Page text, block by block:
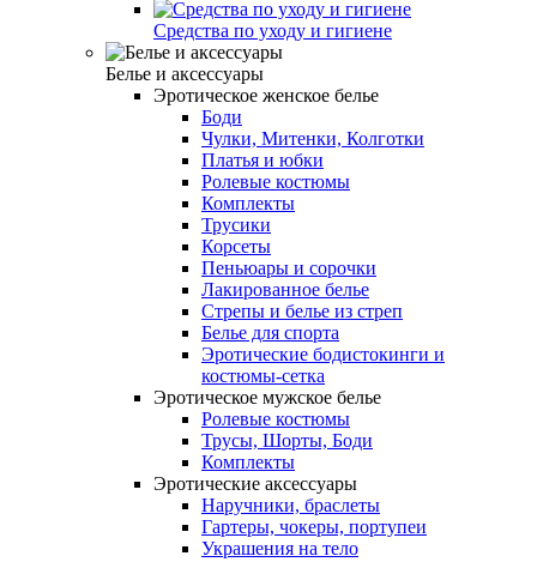
Средства по уходу и гигиене
Белье и аксессуары
Эротическое женское белье
Боди
Чулки, Митенки, Колготки
Платья и юбки
Ролевые костюмы
Комплекты
Трусики
Корсеты
Пеньюары и сорочки
Лакированное белье
Стрепы и белье из стреп
Белье для спорта
Эротические бодистокинги и
костюмы-сетка
Эротическое мужское белье
Ролевые костюмы
Трусы, Шорты, Боди
Комплекты
Эротические аксессуары
Наручники, браслеты
Гартеры, чокеры, портупеи
Украшения на тело